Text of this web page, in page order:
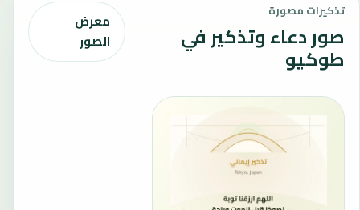
تذكيرات مصورة
صور دعاء وتذكير في
طوكيو
معرض
الصور